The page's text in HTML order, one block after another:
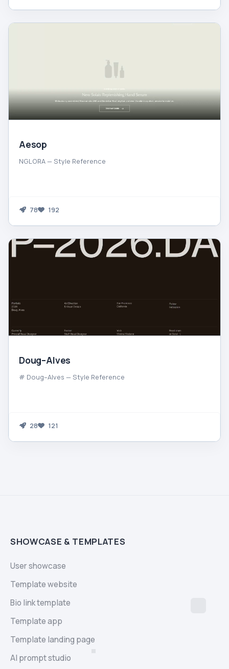
Aesop
NGLORA — Style Reference
78 192
Doug–Alves
# Doug–Alves — Style Reference
28 121
SHOWCASE & TEMPLATES
User showcase
Template website
Bio link template
Template app
Template landing page
AI prompt studio